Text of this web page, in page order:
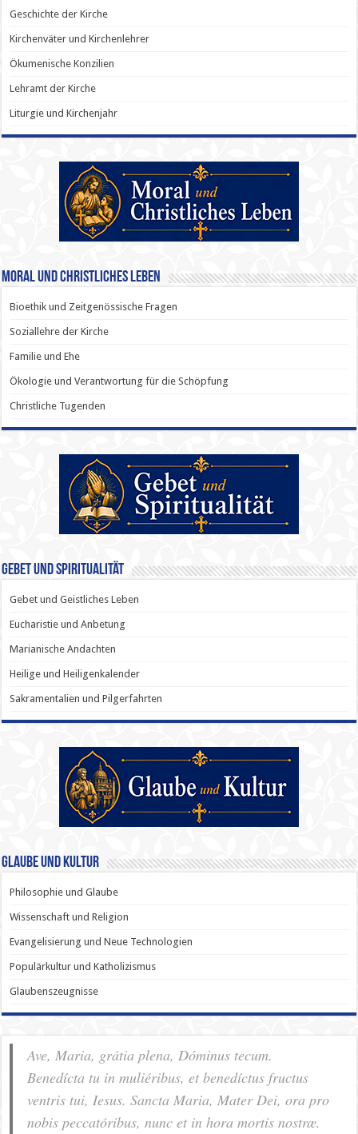
Geschichte der Kirche
Kirchenväter und Kirchenlehrer
Ökumenische Konzilien
Lehramt der Kirche
Liturgie und Kirchenjahr
Moral und Christliches Leben
Bioethik und Zeitgenössische Fragen
Soziallehre der Kirche
Familie und Ehe
Ökologie und Verantwortung für die Schöpfung
Christliche Tugenden
Gebet und Spiritualität
Gebet und Geistliches Leben
Eucharistie und Anbetung
Marianische Andachten
Heilige und Heiligenkalender
Sakramentalien und Pilgerfahrten
Glaube und Kultur
Philosophie und Glaube
Wissenschaft und Religion
Evangelisierung und Neue Technologien
Populärkultur und Katholizismus
Glaubenszeugnisse
Ave, Maria, grátia plena, Dóminus tecum.
Benedícta tu in muliéribus, et benedíctus fructus
ventris tui, Iesus. Sancta Maria, Mater Dei, ora pro
nobis pec­ca­tóribus, nunc et in hora mortis nostræ.